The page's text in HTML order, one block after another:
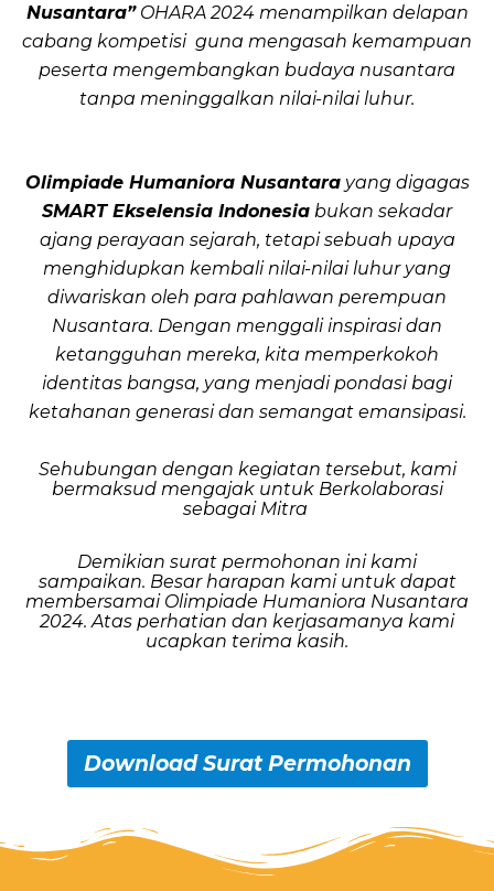
Nusantara”OHARA 2024 menampilkan delapan
cabang kompetisi guna mengasah kemampuan
peserta mengembangkan budaya nusantara
tanpa meninggalkan nilai-nilai luhur.
Olimpiade Humaniora Nusantarayang digagas
SMART Ekselensia Indonesia bukan sekadar
ajang perayaan sejarah, tetapi sebuah upaya
menghidupkan kembali nilai-nilai luhur yang
diwariskan oleh para pahlawan perempuan
Nusantara. Dengan menggali inspirasi dan
ketangguhan mereka, kita memperkokoh
identitas bangsa, yang menjadi pondasi bagi
ketahanan generasi dan semangat emansipasi.
Sehubungan dengan kegiatan tersebut, kami
bermaksud mengajak untuk Berkolaborasi
sebagai Mitra
Demikian surat permohonan ini kami
sampaikan. Besar harapan kami untukdapat
membersamai Olimpiade Humaniora Nusantara
2024. Atas perhatian dan kerjasamanya kami
ucapkan terima kasih.
Download Surat Permohonan